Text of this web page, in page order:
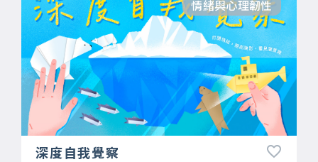
情緒與心理韌性
深度自我覺察